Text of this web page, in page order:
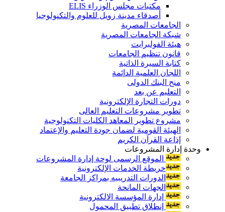
مكتبات مجلس الوزراء ELIS
أصدقاء مدينة زويل للعلوم والتكنولوجيا
الجامعات المصرية
شبكة الجامعات المصرية
هيئة الفولبرايت
قانون تنظيم الجامعات
كتابة السيرة الذاتية
اللجان العلمية الدائمة
منح البنك الدولى
التعليم عن بعد
دورات التجارة الإلكترونية
تطوير مشروعات التعليم العالى
مشروع تطوير المعاهد الكليات التكنولوجية
الهيئة القومية لضمان جودة التعليم والإعتماد
إذاعة القرآن الكريم
وحدة إدارة المشروعات
الموقع الرسمى لوحة إدارة المشروعات
خريطة الخدمات الإلكترونية
الدورات التدريبيه بمراكز الجامعة
الجهات المانحة
إدارة المؤسسة الالكترونية
إنطلاق تطبيق المحمول